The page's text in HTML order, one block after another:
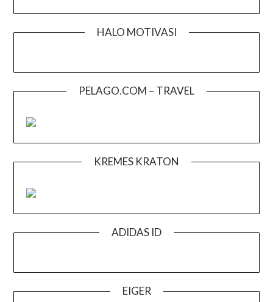
HALO MOTIVASI
PELAGO.COM – TRAVEL
KREMES KRATON
ADIDAS ID
EIGER